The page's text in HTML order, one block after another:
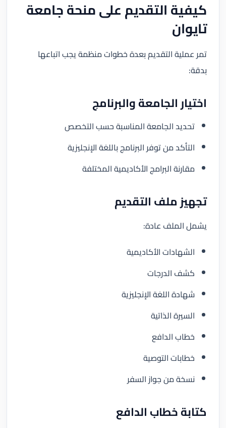
كيفية التقديم على منحة جامعة
تايوان
تمر عملية التقديم بعدة خطوات منظمة يجب اتباعها
بدقة:
اختيار الجامعة والبرنامج
تحديد الجامعة المناسبة حسب التخصص
التأكد من توفر البرنامج باللغة الإنجليزية
مقارنة البرامج الأكاديمية المختلفة
تجهيز ملف التقديم
يشمل الملف عادة:
الشهادات الأكاديمية
كشف الدرجات
شهادة اللغة الإنجليزية
السيرة الذاتية
خطاب الدافع
خطابات التوصية
نسخة من جواز السفر
كتابة خطاب الدافع